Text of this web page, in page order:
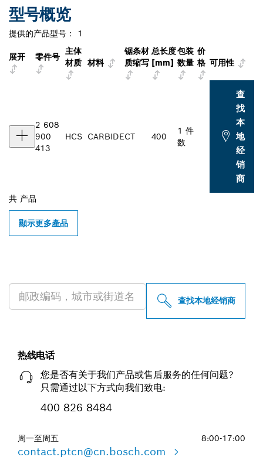
型号概览
提供的产品型号： 1
展开 零件号
主体
材质 材料
锯条材
质缩写
总长度
[mm]
包装
数量
价
格 可用性
2 608
900
413
HCS CARBIDECT 400
1 件
数
查
找
本
地
经
销
商
共 产品
顯示更多產品
查找本地经销商
热线电话
您是否有关于我们产品或售后服务的任何问题?
只需通过以下方式向我们致电:
400 826 8484
周一至周五 8:00-17:00
contact.ptcn@cn.bosch.com